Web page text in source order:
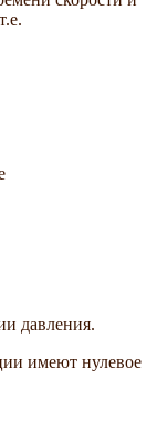
давления.
имеют нулевое